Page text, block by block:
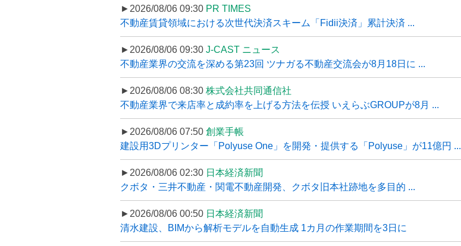
►2026/08/06 09:30 PR TIMES
不動産賃貸領域における次世代決済スキーム「Fidii決済」累計決済 ...
►2026/08/06 09:30 J-CAST ニュース
不動産業界の交流を深める第23回 ツナガる不動産交流会が8月18日に ...
►2026/08/06 08:30 株式会社共同通信社
不動産業界で来店率と成約率を上げる方法を伝授 いえらぶGROUPが8月 ...
►2026/08/06 07:50 創業手帳
建設用3Dプリンター「Polyuse One」を開発・提供する「Polyuse」が11億円 ...
►2026/08/06 02:30 日本経済新聞
クボタ・三井不動産・関電不動産開発、クボタ旧本社跡地を多目的 ...
►2026/08/06 00:50 日本経済新聞
清水建設、BIMから解析モデルを自動生成 1カ月の作業期間を3日に